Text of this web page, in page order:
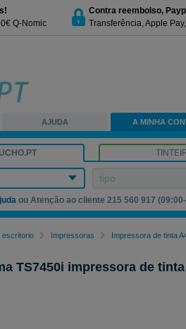
Q-Nomic
Contra reembolso,
Transferência, Apple
AJUDA A MINHA
tipo
ou Atenção ao cliente 215 560 917
escritorio Impressoras Impressora de tinta
TS7450i impressora de